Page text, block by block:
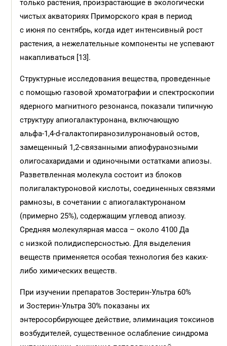
только растения, произрастающие в экологически
чистых акваториях Приморского края в период
с июня по сентябрь, когда идет интенсивный рост
растения, а нежелательные компоненты не успевают
накапливаться [13].
Структурные исследования вещества, проведенные
с помощью газовой хроматографии и спектроскопии
ядерного магнитного резонанса, показали типичную
структуру апиогалактуронана, включающую
альфа-1,4-d-галактопиранозилуронановый остов,
замещенный 1,2-связанными апиофуранозными
олигосахаридами и одиночными остатками апиозы.
Разветвленная молекула состоит из блоков
полигалактуроновой кислоты, соединенных связями
рамнозы, в сочетании с апиогалактуронаном
(примерно 25%), содержащим углевод апиозу.
Средняя молекулярная масса – около 4100 Да
с низкой полидисперсностью. Для выделения
веществ применяется особая технология без каких-
либо химических веществ.
При изучении препаратов Зостерин-Ультра 60%
и Зостерин-Ультра 30% показаны их
энтеросорбирующее действие, элиминация токсинов
возбудителей, существенное ослабление синдрома